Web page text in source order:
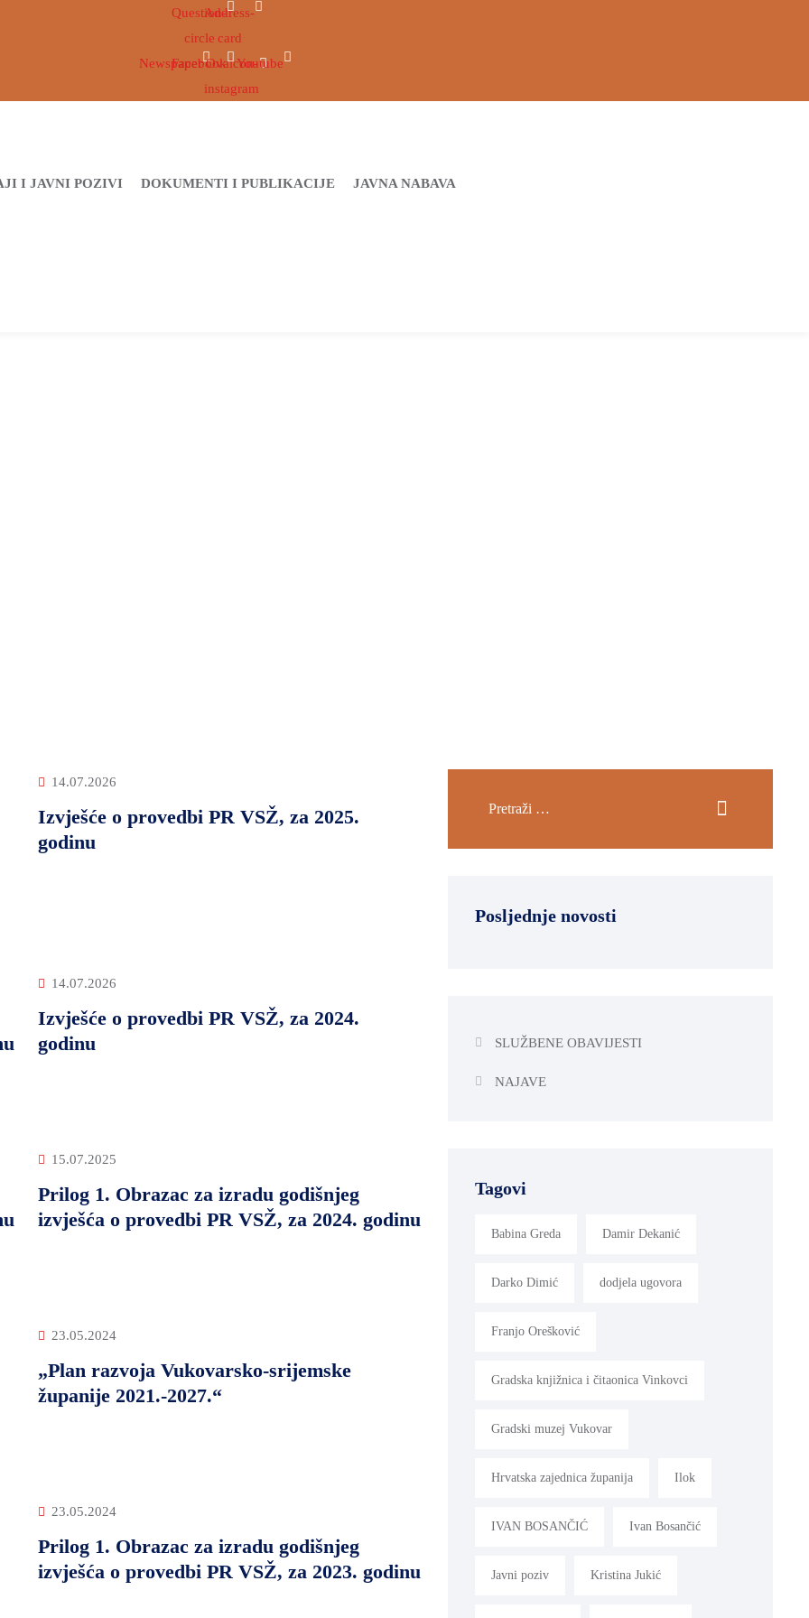
Question-
circle
Address-
card
Newspaper
FacebookOvaicon-
instagram
Youtube
I JAVNI POZIVI DOKUMENTI I PUBLIKACIJE JAVNA NABAVA
14.07.2026
Izvješće o provedbi PR VSŽ, za 2025.
godinu
14.07.2026
Izvješće o provedbi PR VSŽ, za 2024.
godinu
15.07.2025
Prilog 1. Obrazac za izradu godišnjeg
izvješća o provedbi PR VSŽ, za 2024. godinu
23.05.2024
„Plan razvoja Vukovarsko-srijemske
županije 2021.-2027.“
23.05.2024
Prilog 1. Obrazac za izradu godišnjeg
izvješća o provedbi PR VSŽ, za 2023. godinu
Posljednje novosti
SLUŽBENE OBAVIJESTI
NAJAVE
Tagovi
Babina Greda Damir Dekanić
Darko Dimić dodjela ugovora
Franjo Orešković
Gradska knjižnica i čitaonica Vinkovci
Gradski muzej Vukovar
Hrvatska zajednica županija Ilok
IVAN BOSANČIĆ Ivan Bosančić
Javni poziv Kristina Jukić